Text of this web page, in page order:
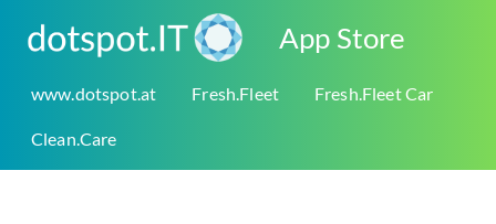
App Store
www.dotspot.at Fresh.Fleet Fresh.Fleet Car
Clean.Care